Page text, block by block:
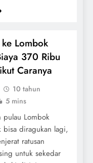
Lombok
370 Ribu
Caranya
10 tahun
5 mins
pulau Lombok
bisa diragukan lagi,
ratusan
untuk sekedar